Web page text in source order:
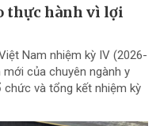
thực hành vì lợi
Nam nhiệm kỳ IV (2026-
của chuyên ngành y
và tổng kết nhiệm kỳ